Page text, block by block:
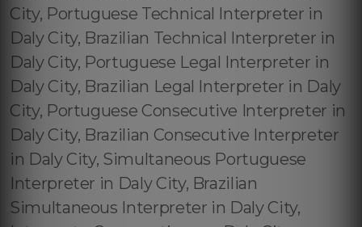
City, Portuguese Technical Interpreter in
Daly City, Brazilian Technical Interpreter in
Daly City, Portuguese Legal Interpreter in
Daly City, Brazilian Legal Interpreter in Daly
City, Portuguese Consecutive Interpreter in
Daly City, Brazilian Consecutive Interpreter
in Daly City, Simultaneous Portuguese
Interpreter in Daly City, Brazilian
Simultaneous Interpreter in Daly City,